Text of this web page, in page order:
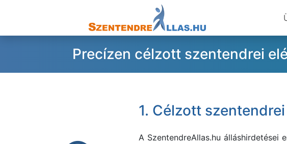
Precízen célzott szentendrei
1. Célzott
A SzentendreAllas.hu